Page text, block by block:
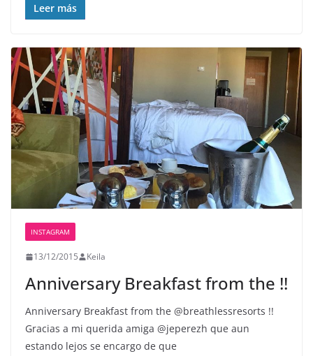
Leer más
INSTAGRAM
13/12/2015 Keila
Anniversary Breakfast from the !!
Anniversary Breakfast from the @breathlessresorts !!
Gracias a mi querida amiga @jeperezh que aun
estando lejos se encargo de que